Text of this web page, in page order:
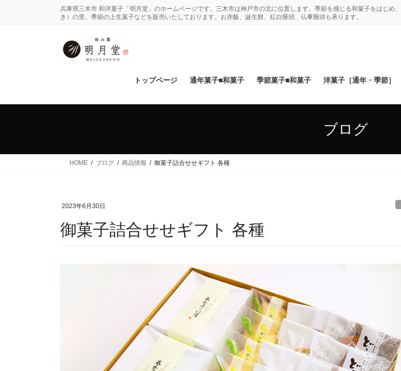
移
兵庫県三木市 和洋菓子「明月堂」のホームページです。三木市は神戸市の北に位置します。季節を感じる和菓子をはじ
き）の里、季節の上生菓子などを販売いたしております。お赤飯、誕生餅、紅白饅頭、仏事饅頭も承ります。
トップページ 通年菓子■和菓子 季節菓子■和菓子 洋菓子［通年・季節］
ブログ
HOME ブログ 商品情報 御菓子詰合せせギフト 各種
2023年6月30日
御菓子詰合せせギフト 各種